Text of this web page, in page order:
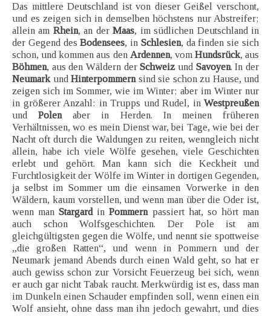
Das mittlere Deutschland ist von dieser Geißel verschont,
und es zeigen sich in demselben höchstens nur Abstreifer;
allein am Rhein, an derMaas, im südlichen Deutschland in
der Gegend desBodensees, in Schlesien, da finden sie sich
schon, und kommen aus den Ardennen, vom Hundsrück, aus
Böhmen, aus den Wäldern derSchweizund Savoyen. In der
Neumarkund Hinterpommernsind sie schon zu Hause, und
zeigen sich im Sommer, wie im Winter; aber im Winter nur
in größerer Anzahl: in Trupps und Rudel, in Westpreußen
undPolenaber in Herden. In meinen früheren
Verhältnissen, wo es mein Dienst war, bei Tage, wie bei der
Nacht oft durch die Waldungen zu reiten, wenngleich nicht
allein, habe ich viele Wölfe gesehen, viele Geschichten
erlebt und gehört. Man kann sich die Keckheit und
Furchtlosigkeit der Wölfe im Winter in dortigen Gegenden,
ja selbst im Sommer um die einsamen Vorwerke in den
Wäldern, kaum vorstellen, und wenn man über die Oder ist,
wenn manStargardinPommernpassiert hat, so hört man
auch schon Wolfsgeschichten. Der Pole ist am
gleichgültigsten gegen die Wölfe, und nennt sie spottweise
„die großen Ratten“, und wenn in Pommern und der
Neumark jemand Abends durch einen Wald geht, so hat er
auch gewiss schon zur Vorsicht Feuerzeug bei sich, wenn
er auch gar nicht Tabak raucht. Merkwürdig ist es, dass man
im Dunkeln einen Schauder empfinden soll, wenn einen ein
Wolf ansieht, ohne dass man ihn jedoch gewahrt, und dies